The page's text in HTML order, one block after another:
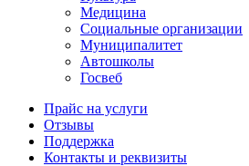
Медицина
Социальные организации
Муниципалитет
Автошколы
Госвеб
Прайс на услуги
Отзывы
Поддержка
Контакты и реквизиты